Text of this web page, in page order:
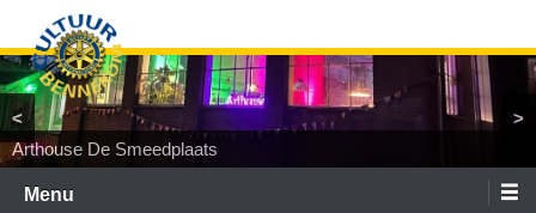
de
inhoud
Arthouse De Smeedplaats
Locatietheater ArtEZ
TiNaNiNaNi
Woest&Bijster
Tineke Roseboom en Peter Bouter
Spelgroep Bennekom. En toen waren er nul
< >
Menu